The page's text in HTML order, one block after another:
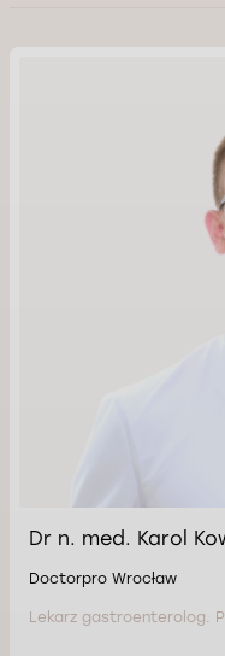
Dr n. med. Karol
Doctorpro Wrocław
Lekarz gastroenterolog.